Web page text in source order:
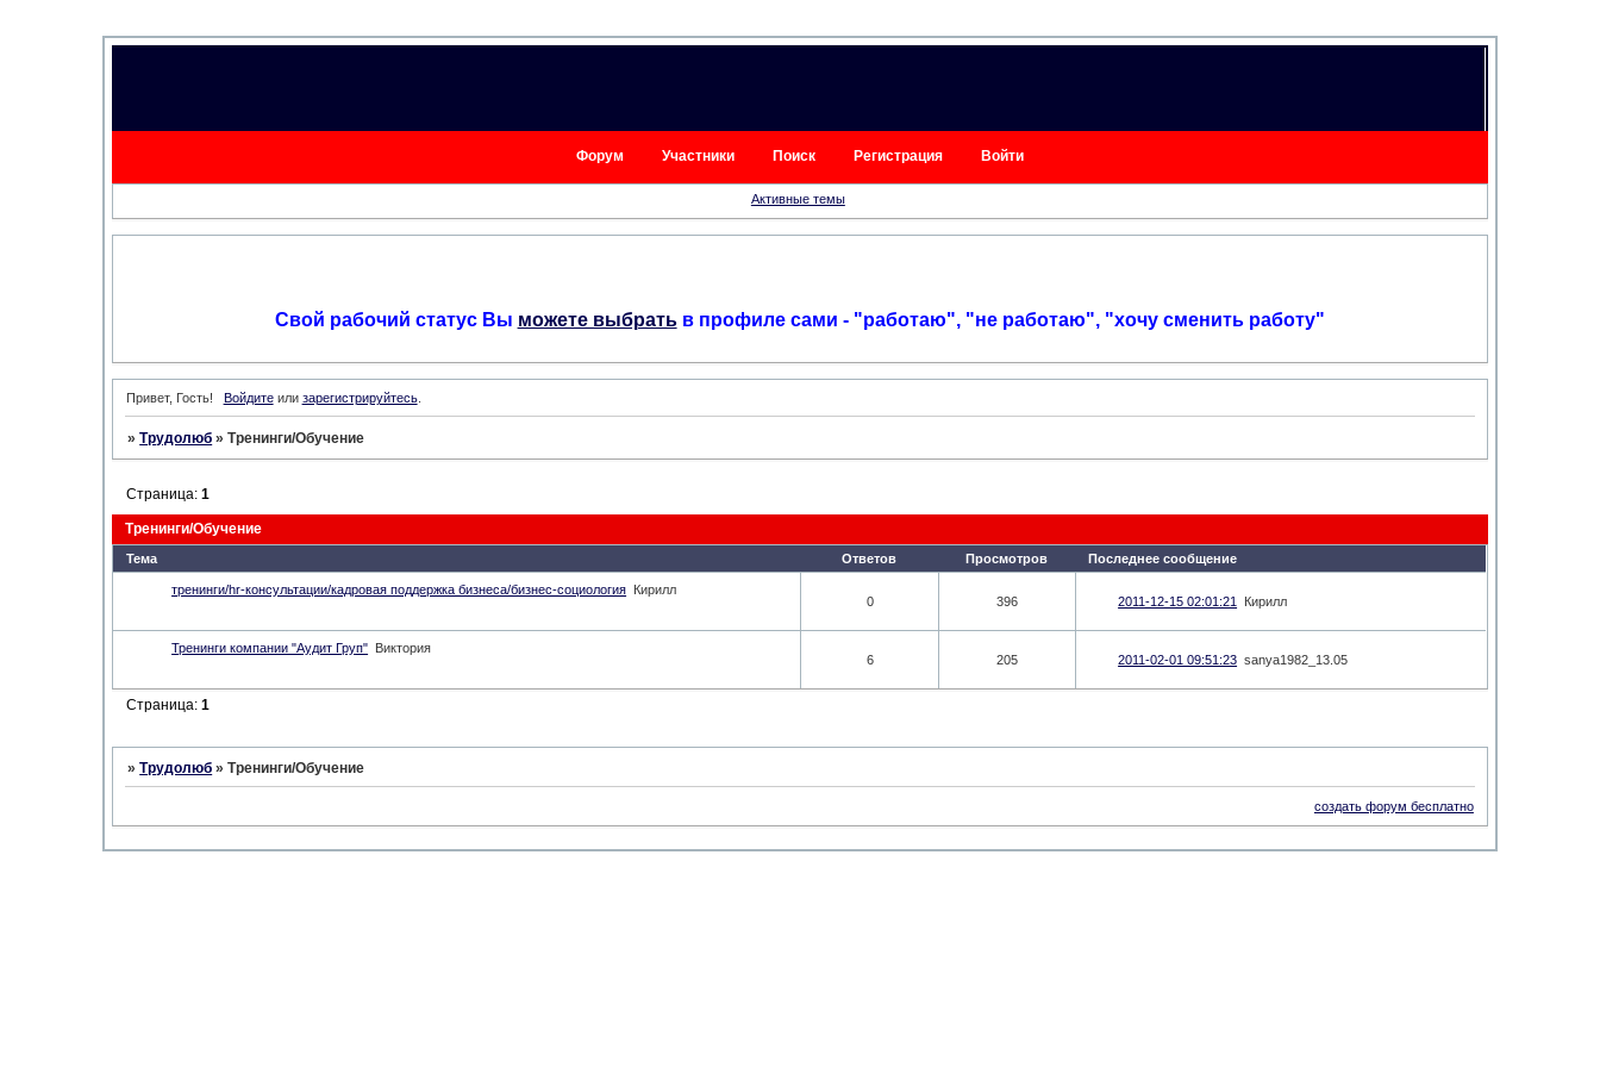
Форум Участники Поиск Регистрация Войти
Активные темы
Свой рабочий статус Вы можете выбратьв профиле сами - "работаю", "не работаю", "хочу сменить работу"
Привет, Гость! Войдитеили зарегистрируйтесь.
»Трудолюб »Тренинги/Обучение
Тренинги/Обучение
Страница:1
Тема Ответов Просмотров Последнее сообщение
тренинги/hr-консультации/кадровая поддержка бизнеса/бизнес-социология Кирилл
0
396 2011-12-15 02:01:21 Кирилл
Тренинги компании "Аудит Груп" Виктория
6
205 2011-02-01 09:51:23 sanya1982_13.05
Страница:1
»Трудолюб »Тренинги/Обучение
создать форум бесплатно